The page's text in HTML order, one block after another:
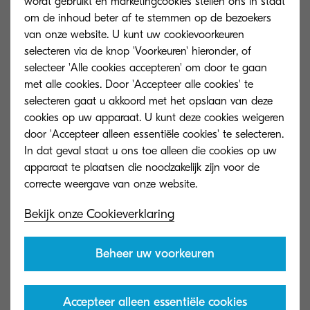
aankoopverantwoordelijken en hun teams zullen
deze dingen bekend klinken.
Digitale procesoptimalisatie zal helpen om dit
soort uitdagingen aan te gaan – en meer. Zo
rekenen inkopers af met de vervelende
problemen waar ze elke dag weer tegenaan
lopen. Gestroomlijnde processen van begin tot
eind zijn onmisbaar voor iedere
inkoopkosten 50% tot 80% uit van de totale
kosten van bedrijven. Hierop besparen is dus een
van de beste manieren om de kosten te verlagen.
om de inhoud beter af te stemmen op de bezoekers
van onze website. U kunt uw cookievoorkeuren
selecteren via de knop 'Voorkeuren' hieronder, of
selecteer 'Alle cookies accepteren' om door te gaan
met alle cookies. Door 'Accepteer alle cookies' te
selecteren gaat u akkoord met het opslaan van deze
cookies op uw apparaat. U kunt deze cookies weigeren
door 'Accepteer alleen essentiële cookies' te selecteren.
In dat geval staat u ons toe alleen die cookies op uw
apparaat te plaatsen die noodzakelijk zijn voor de
Bekijk onze Cookieverklaring
Beheer uw voorkeuren
Accepteer alleen essentiële cookies